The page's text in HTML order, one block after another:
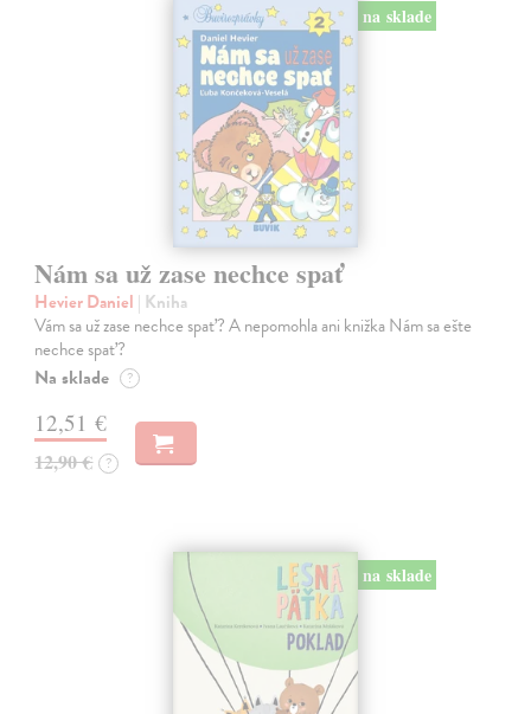
na sklade
Nám sa už zase nechce spať
Hevier Daniel | Kniha
Vám sa už zase nechce spať? A nepomohla ani knižka Nám sa ešte
nechce spať?
Na sklade ?
12,51 €
12,90 € ?
na sklade